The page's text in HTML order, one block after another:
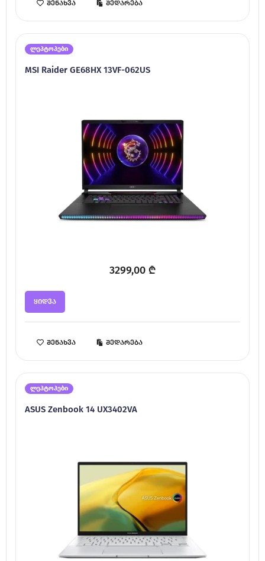
შენახვა შედარება
ლეპტოპები
MSI Raider GE68HX 13VF-062US
3299,00 ₾
ყიდვა
შენახვა შედარება
ლეპტოპები
ASUS Zenbook 14 UX3402VA